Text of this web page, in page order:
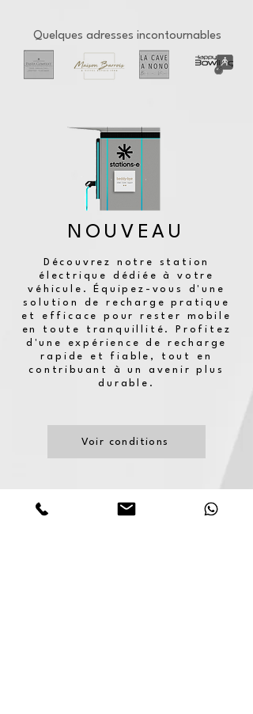
Quelques adresses incontournables
NOUVEAU
Découvrez notre station
électrique dédiée à votre
véhicule. Équipez-vous d'une
solution de recharge pratique
et efficace pour rester mobile
en toute tranquillité. Profitez
d'une expérience de recharge
rapide et fiable, tout en
contribuant à un avenir plus
durable.
Voir conditions